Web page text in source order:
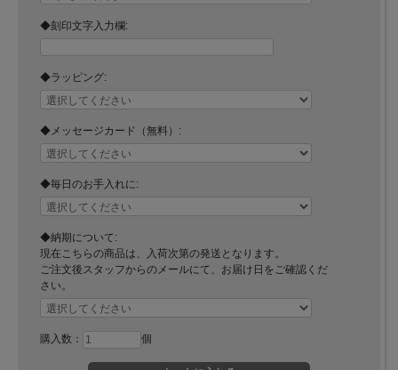
◆刻印文字入力欄:
◆ラッピング:
◆メッセージカード（無料）:
◆毎日のお手入れに:
◆納期について:
現在こちらの商品は、入荷次第の発送となります。
ご注文後スタッフからのメールにて、お届け日をご確認くだ
さい。
購入数： 個